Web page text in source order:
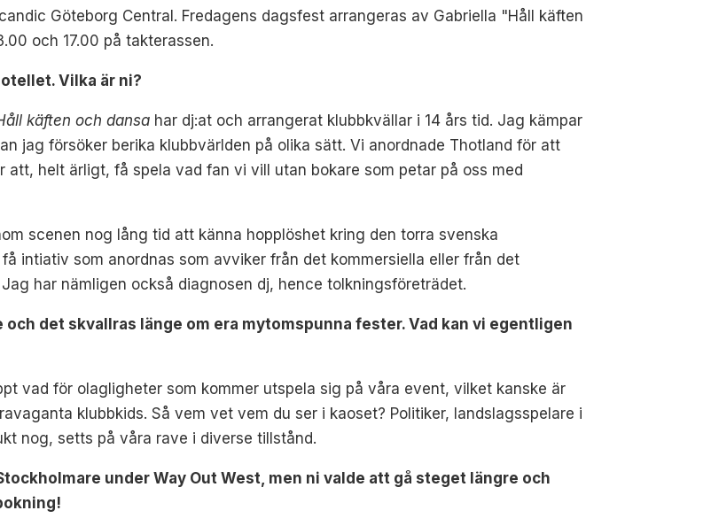
Göteborg Central. Fredagens dagsfest arrangeras av Gabriella "Håll käften
och 17.00 på takterassen.
Vilka är ni?
käften och dansa har dj:at och arrangerat klubbkvällar i 14 års tid. Jag kämpar
jag försöker berika klubbvärlden på olika sätt. Vi anordnade Thotland för att
helt ärligt, få spela vad fan vi vill utan bokare som petar på oss med
scenen nog lång tid att känna hopplöshet kring den torra svenska
intiativ som anordnas som avviker från det kommersiella eller från det
har nämligen också diagnosen dj, hence tolkningsföreträdet.
det skvallras länge om era mytomspunna fester. Vad kan vi egentligen
vad för olagligheter som kommer utspela sig på våra event, vilket kanske är
klubbkids. Så vem vet vem du ser i kaoset? Politiker, landslagsspelare i
nog, setts på våra rave i diverse tillstånd.
under Way Out West, men ni valde att gå steget längre och